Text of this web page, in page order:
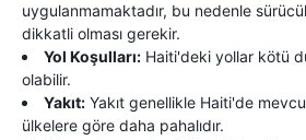
uygulanmamaktadır, bu nedenle
dikkatli olması gerekir.
Yol Koşulları: Haiti'deki yollar kötü
olabilir.
Yakıt: Yakıt genellikle Haiti'de
ülkelere göre daha pahalıdır.